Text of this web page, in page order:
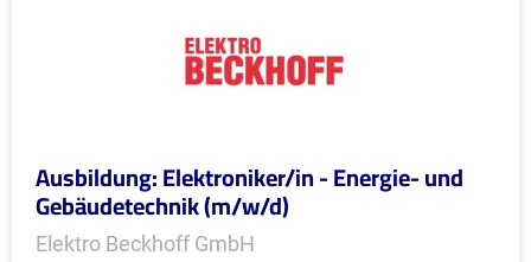
Ausbildung: Elektroniker/in - Energie- und
Gebäudetechnik (m/w/d)
Elektro Beckhoff GmbH